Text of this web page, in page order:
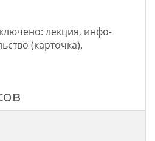
лекция, инфо-
(карточка).